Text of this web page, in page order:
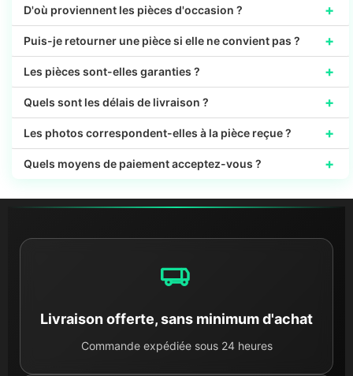
D'où proviennent les pièces d'occasion ? +
Puis-je retourner une pièce si elle ne convient pas ? +
Les pièces sont-elles garanties ? +
Quels sont les délais de livraison ? +
Les photos correspondent-elles à la pièce reçue ? +
Quels moyens de paiement acceptez-vous ? +
Livraison offerte, sans minimum d'achat
Commande expédiée sous 24 heures